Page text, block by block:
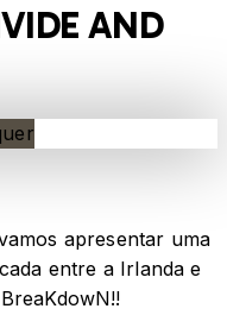
AND
apresentar uma
entre a Irlanda e